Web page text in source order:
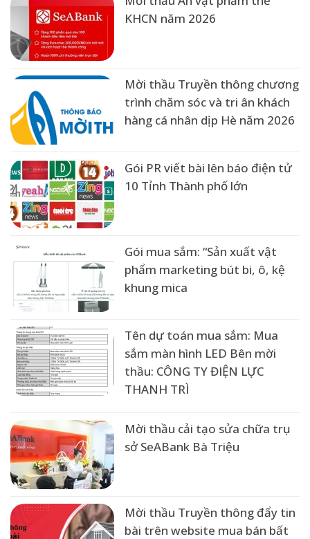
KHCN năm 2026
Mời thầu Truyền thông chương
trình chăm sóc và tri ân khách
hàng cá nhân dịp Hè năm 2026
Gói PR viết bài lên báo điện tử
10 Tỉnh Thành phố lớn
Gói mua sắm: “Sản xuất vật
phẩm marketing bút bi, ô, kệ
khung mica
Tên dự toán mua sắm: Mua
sắm màn hình LED Bên mời
thầu: CÔNG TY ĐIỆN LỰC
THANH TRÌ
Mời thầu cải tạo sửa chữa trụ
sở SeABank Bà Triệu
Mời thầu Truyền thông đẩy tin
bài trên website mua bán bất